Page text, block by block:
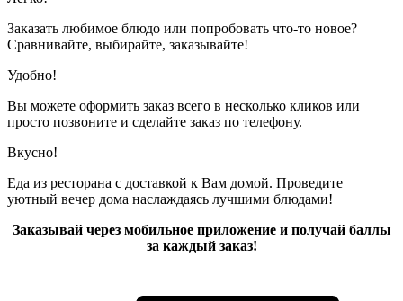
Заказать любимое блюдо или попробовать что-то новое?
Сравнивайте, выбирайте, заказывайте!
Удобно!
Вы можете оформить заказ всего в несколько кликов или
просто позвоните и сделайте заказ по телефону.
Вкусно!
Еда из ресторана с доставкой к Вам домой. Проведите
уютный вечер дома наслаждаясь лучшими блюдами!
Заказывай через мобильное приложение и получай баллы
за каждый заказ!